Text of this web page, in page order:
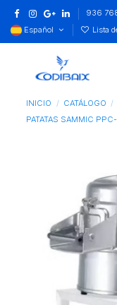
936
Español
Lista
INICIO CATÁLOGO
PATATAS SAMMIC